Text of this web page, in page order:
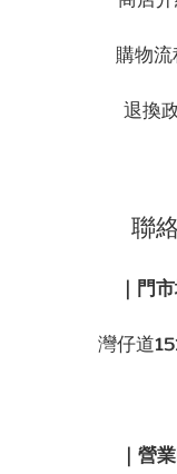
購物
退
聯
｜門
灣仔道
｜營